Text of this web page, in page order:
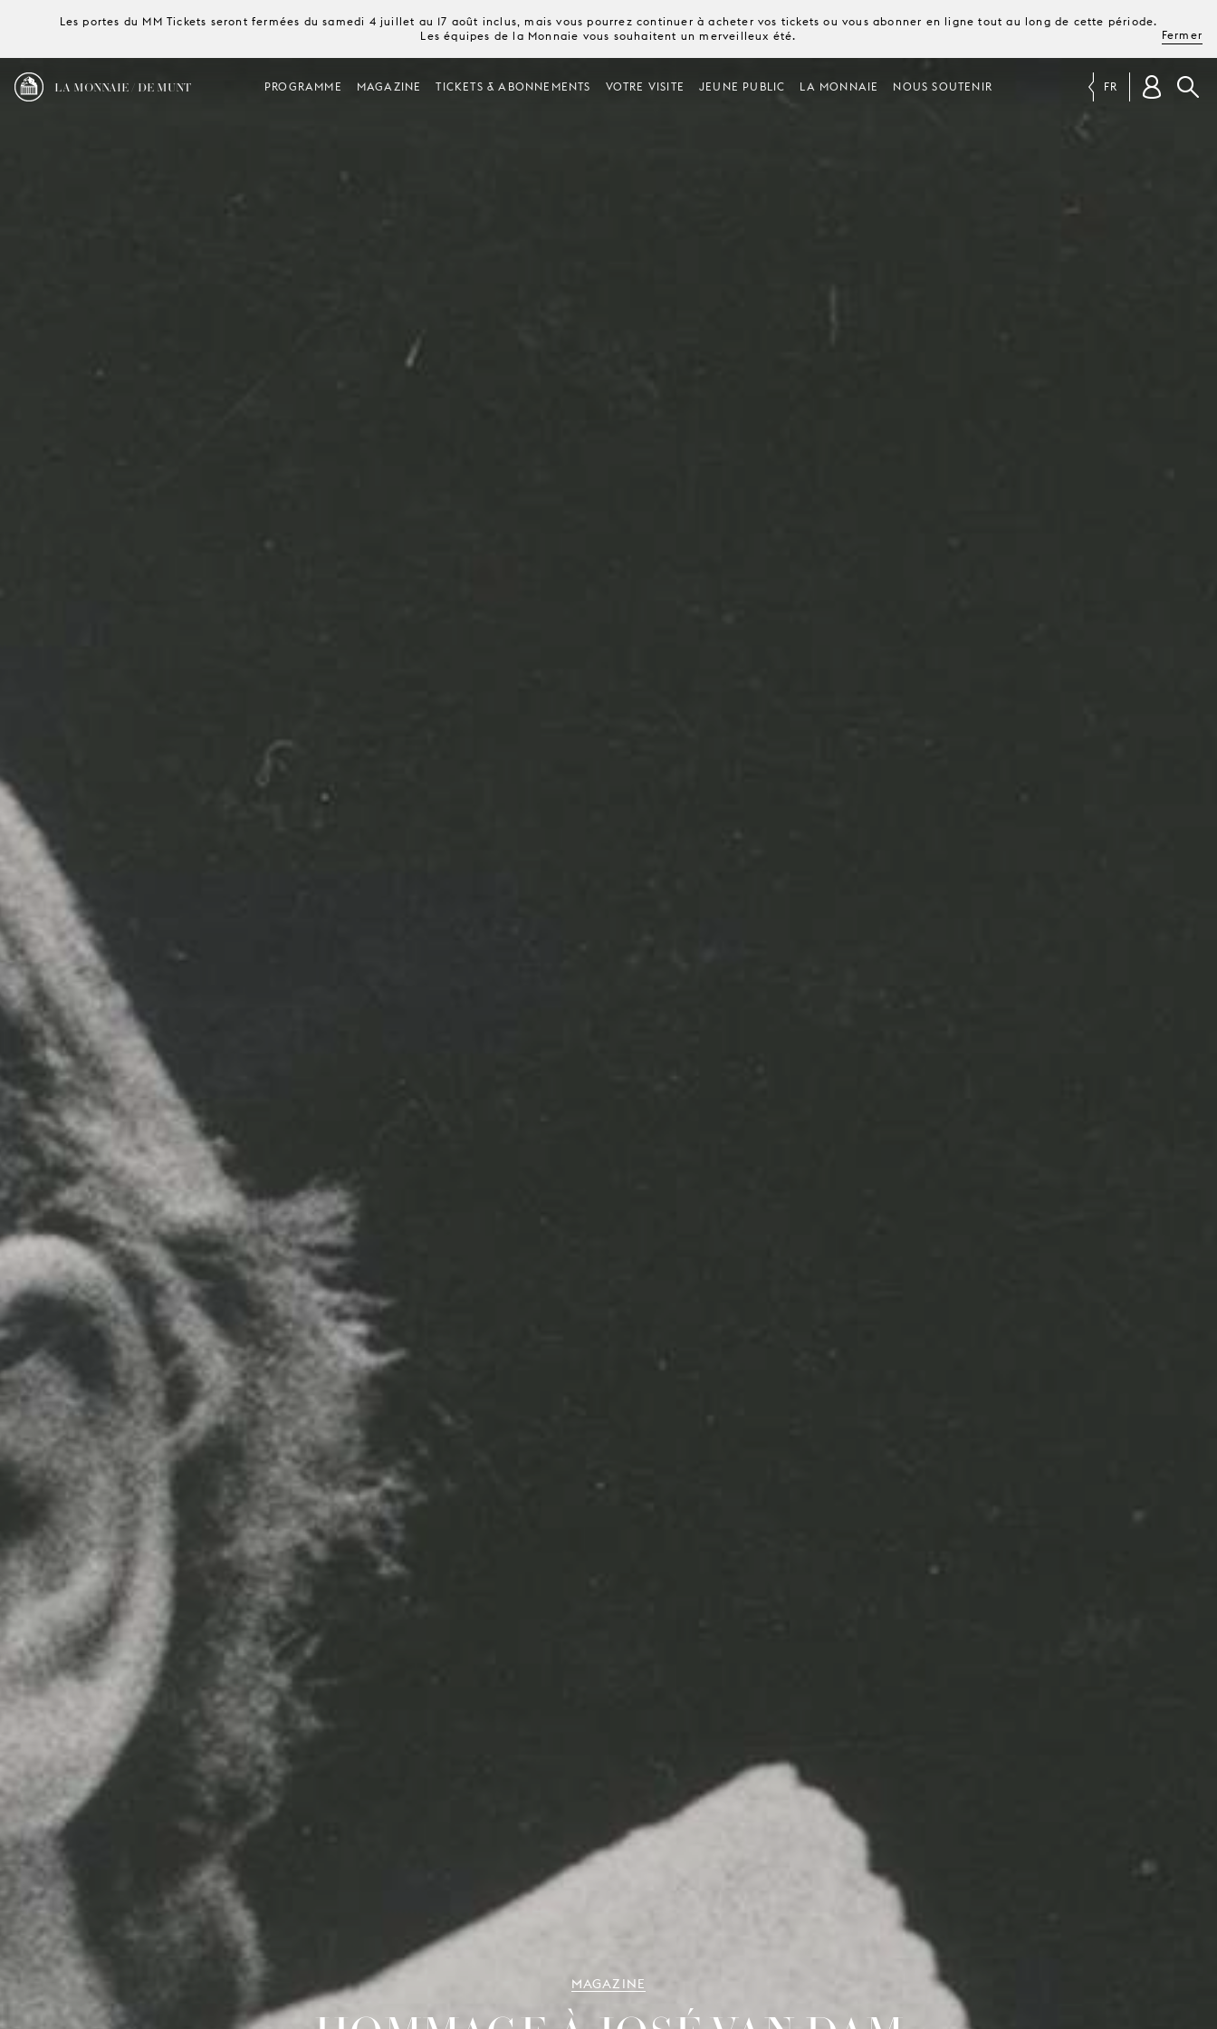
Les portes du MM Tickets seront fermées du samedi 4 juillet au 17 août inclus, mais vous pourrez continuer à acheter vos tickets ou vous abonner en ligne tout au long de cette période.
Les équipes de la Monnaie vous souhaitent un merveilleux été.
Fermer
LA MONNAIE / DE MUNT PROGRAMME MAGAZINE TICKETS & ABONNEMENTS VOTRE VISITE JEUNE PUBLIC LA MONNAIE NOUS SOUTENIR FR
MAGAZINE